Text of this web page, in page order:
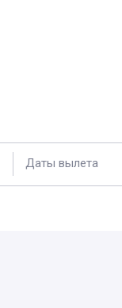
Даты вылета